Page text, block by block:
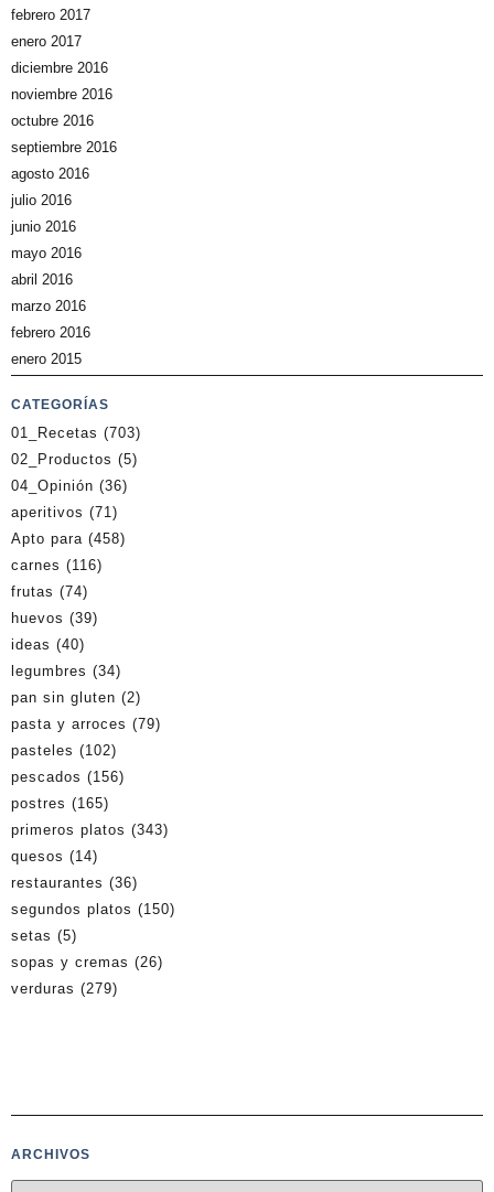
febrero 2017
enero 2017
diciembre 2016
noviembre 2016
octubre 2016
septiembre 2016
agosto 2016
julio 2016
junio 2016
mayo 2016
abril 2016
marzo 2016
febrero 2016
enero 2015
CATEGORÍAS
01_Recetas (703)
02_Productos (5)
04_Opinión (36)
aperitivos (71)
Apto para (458)
carnes (116)
frutas (74)
huevos (39)
ideas (40)
legumbres (34)
pan sin gluten (2)
pasta y arroces (79)
pasteles (102)
pescados (156)
postres (165)
primeros platos (343)
quesos (14)
restaurantes (36)
segundos platos (150)
setas (5)
sopas y cremas (26)
verduras (279)
ARCHIVOS